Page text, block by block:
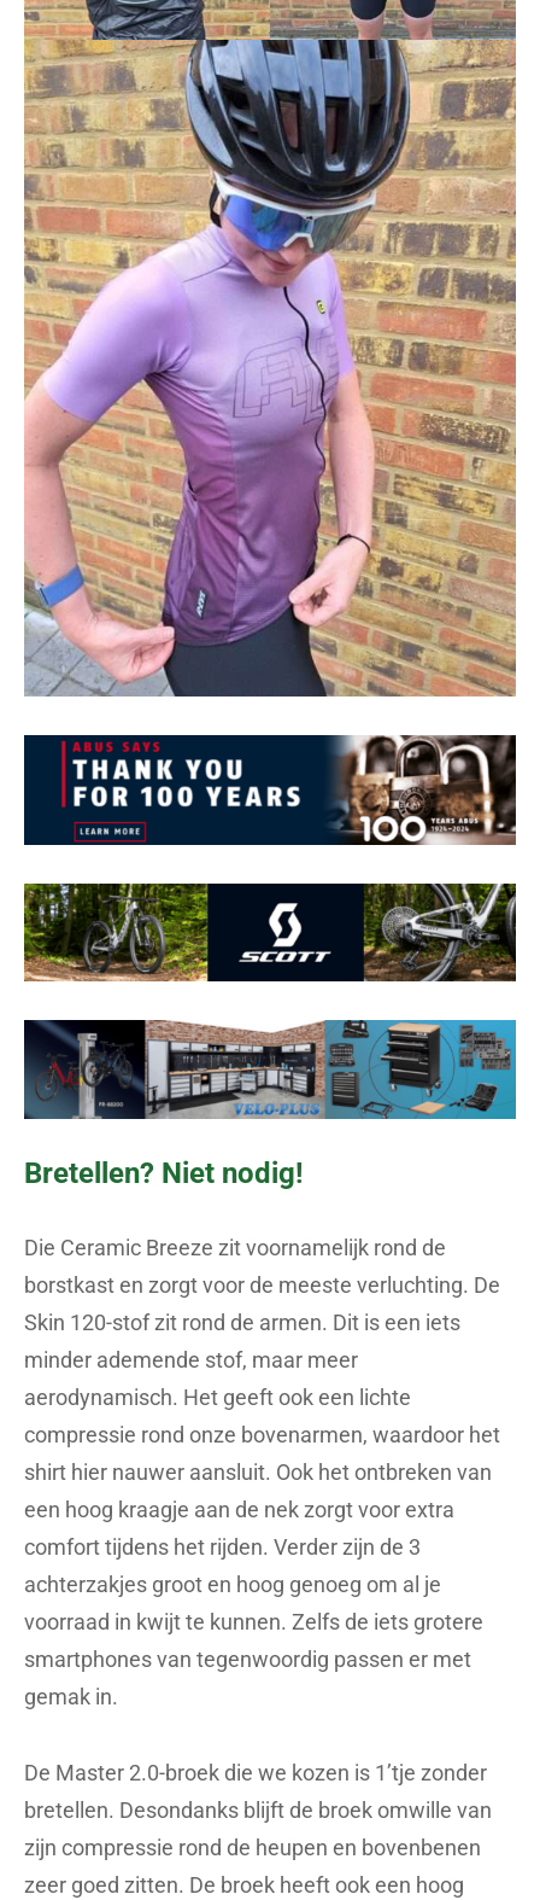
Bretellen? Niet nodig!
Die Ceramic Breeze zit voornamelijk rond de
borstkast en zorgt voor de meeste verluchting. De
Skin 120-stof zit rond de armen. Dit is een iets
minder ademende stof, maar meer
aerodynamisch. Het geeft ook een lichte
compressie rond onze bovenarmen, waardoor het
shirt hier nauwer aansluit. Ook het ontbreken van
een hoog kraagje aan de nek zorgt voor extra
comfort tijdens het rijden. Verder zijn de 3
achterzakjes groot en hoog genoeg om al je
voorraad in kwijt te kunnen. Zelfs de iets grotere
smartphones van tegenwoordig passen er met
gemak in.
De Master 2.0-broek die we kozen is 1’tje zonder
bretellen. Desondanks blijft de broek omwille van
zijn compressie rond de heupen en bovenbenen
zeer goed zitten. De broek heeft ook een hoog